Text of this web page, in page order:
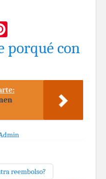
porqué con
reembolso?